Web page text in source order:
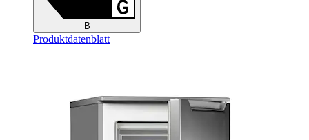
B
Produktdatenblatt